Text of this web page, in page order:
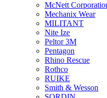
McNett
Mechanix Wear
MILITANT
Nite Ize
Peltor 3M
Pentagon
Rhino Rescue
Rothco
RUIKE
Smith & Wesson